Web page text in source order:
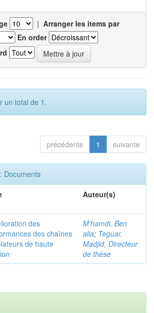
| Arranger les items par
En order
un total de 1.
précédente 1 suivante
Documents
Auteur(s)
des
des chaînes
de haute
M'hamdi, Ben
alia; Teguar,
Madjid, Directeur
de thèse